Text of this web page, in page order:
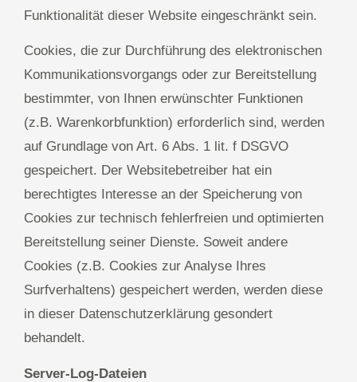
Funktionalität dieser Website eingeschränkt sein.
Cookies, die zur Durchführung des elektronischen
Kommunikationsvorgangs oder zur Bereitstellung
bestimmter, von Ihnen erwünschter Funktionen
(z.B. Warenkorbfunktion) erforderlich sind, werden
auf Grundlage von Art. 6 Abs. 1 lit. f DSGVO
gespeichert. Der Websitebetreiber hat ein
berechtigtes Interesse an der Speicherung von
Cookies zur technisch fehlerfreien und optimierten
Bereitstellung seiner Dienste. Soweit andere
Cookies (z.B. Cookies zur Analyse Ihres
Surfverhaltens) gespeichert werden, werden diese
in dieser Datenschutzerklärung gesondert
behandelt.
Server-Log-Dateien